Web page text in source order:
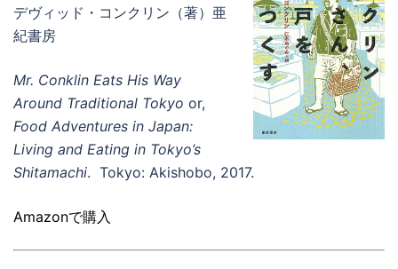
デヴィッド・コンクリン（著）亜
紀書房
Mr. Conklin Eats His Way
Around Traditional Tokyo or,
Food Adventures in Japan:
Living and Eating in Tokyo’s
Shitamachi. Tokyo: Akishobo, 2017.
Amazonで購入